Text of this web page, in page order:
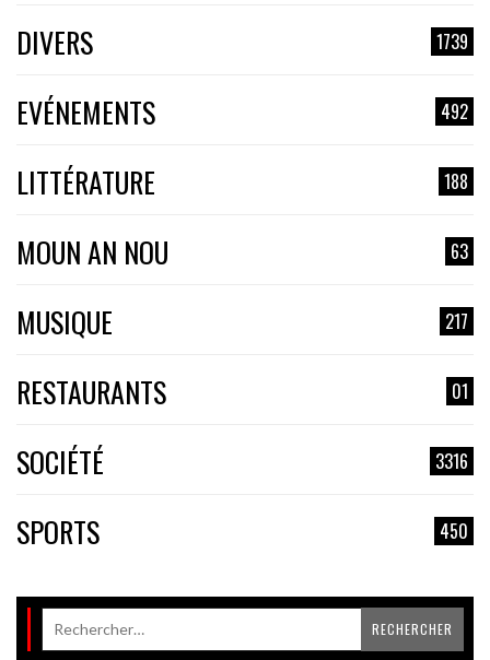
DIVERS 1739
EVÉNEMENTS 492
LITTÉRATURE 188
MOUN AN NOU 63
MUSIQUE 217
RESTAURANTS 01
SOCIÉTÉ 3316
SPORTS 450